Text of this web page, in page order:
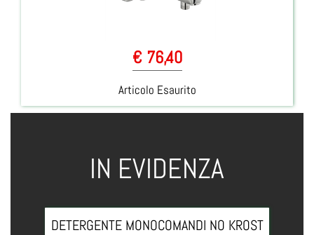
€ 76,40
Articolo Esaurito
IN EVIDENZA
DETERGENTE MONOCOMANDI NO KROST